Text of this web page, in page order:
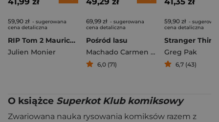
59,90 zł - sugerowana
cena detaliczna
RIP Tom 2 Maurice Muchy zawsze lgną do ścierwa
Julien Monier
69,99 zł - sugerowana
cena detaliczna
Pośród lasu
Machado Carmen Maria
6,0 (71)
59,90 zł -
cena detaliczna
Greg Pak
6,7 (43)
O książce Superkot Klub komiksowy
Zwariowana nauka rysowania komiksów razem z